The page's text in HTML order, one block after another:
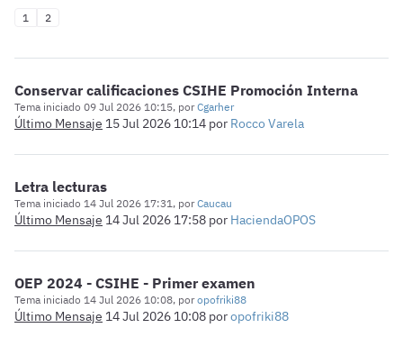
1 2
Conservar calificaciones CSIHE Promoción Interna
Tema iniciado 09 Jul 2026 10:15, porCgarher
Último Mensaje 15 Jul 2026 10:14 por Rocco Varela
Letra lecturas
Tema iniciado 14 Jul 2026 17:31, porCaucau
Último Mensaje 14 Jul 2026 17:58 por HaciendaOPOS
OEP 2024 - CSIHE - Primer examen
Tema iniciado 14 Jul 2026 10:08, poropofriki88
Último Mensaje 14 Jul 2026 10:08 poropofriki88